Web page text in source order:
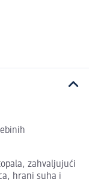
zahvaljujući
hrani suha i